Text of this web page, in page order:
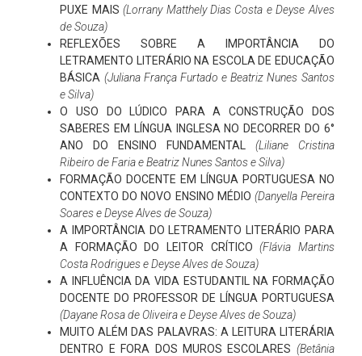
PUXE MAIS (Lorrany Matthely Dias Costa e Deyse Alves
de Souza)
REFLEXÕES SOBRE A IMPORTÂNCIA DO
LETRAMENTO LITERÁRIO NA ESCOLA DE EDUCAÇÃO
BÁSICA (Juliana França Furtado e Beatriz Nunes Santos
e Silva)
O USO DO LÚDICO PARA A CONSTRUÇÃO DOS
SABERES EM LÍNGUA INGLESA NO DECORRER DO 6°
ANO DO ENSINO FUNDAMENTAL
(Liliane Cristina
Ribeiro de Faria e Beatriz Nunes Santos e Silva)
FORMAÇÃO DOCENTE EM LÍNGUA PORTUGUESA NO
CONTEXTO DO NOVO ENSINO MÉDIO (Danyella Pereira
Soares e Deyse Alves de Souza)
A IMPORTÂNCIA DO LETRAMENTO LITERÁRIO PARA
A FORMAÇÃO DO LEITOR CRÍTICO (Flávia Martins
Costa Rodrigues e Deyse Alves de Souza)
A INFLUÊNCIA DA VIDA ESTUDANTIL NA FORMAÇÃO
DOCENTE DO PROFESSOR DE LÍNGUA PORTUGUESA
(Dayane Rosa de Oliveira e Deyse Alves de Souza)
MUITO ALÉM DAS PALAVRAS: A LEITURA LITERÁRIA
DENTRO E FORA DOS MUROS ESCOLARES (Betânia